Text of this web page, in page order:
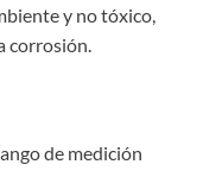
y no tóxico,
corrosión.
de medición